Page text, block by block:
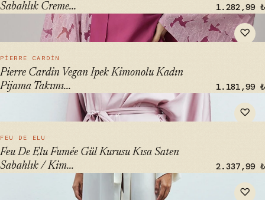
Sabahlık Creme...
1.282,99 ₺
♡
" alt="Pierre Cardin Vegan Ipek Kimonolu Kadın Pijama
Takımı - Lx.25231 Violet" loading="lazy">
PIERRE CARDIN
Pierre Cardin Vegan Ipek Kimonolu Kadın
Pijama Takımı...
1.181,99 ₺
♡
" alt="Feu De Elu Fumée Gül Kurusu Kısa Saten Sabahlık /
Kimono - ₺1407.13" loading="lazy">
FEU DE ELU
Feu De Elu Fumée Gül Kurusu Kısa Saten
Sabahlık / Kim...
2.337,99 ₺
♡
" alt="Feu De Elu Frappant Ekru Uzun Saten Sabahlık /
Kimono - Şık ve Konforlu Ev Giyimi" loading="lazy">